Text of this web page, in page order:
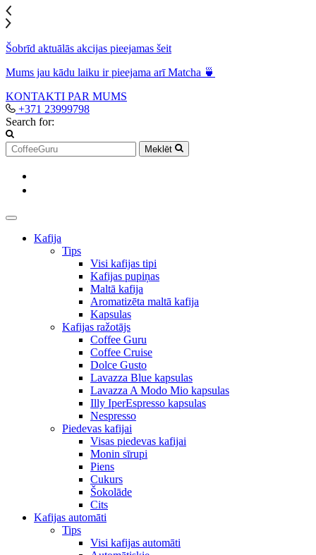
Šobrīd aktuālās akcijas pieejamas šeit
Mums jau kādu laiku ir pieejama arī Matcha 🍵
KONTAKTI PAR MUMS
+371 23999798
Search for:
Meklēt
Kafija
Tips
Visi kafijas tipi
Kafijas pupiņas
Maltā kafija
Aromatizēta maltā kafija
Kapsulas
Kafijas ražotājs
Coffee Guru
Coffee Cruise
Dolce Gusto
Lavazza Blue kapsulas
Lavazza A Modo Mio kapsulas
Illy IperEspresso kapsulas
Nespresso
Piedevas kafijai
Visas piedevas kafijai
Monin sīrupi
Piens
Cukurs
Šokolāde
Cits
Kafijas automāti
Tips
Visi kafijas automāti